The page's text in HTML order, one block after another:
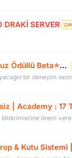
SERVER
⭐LunarKO Efsanesi Dönüyor!⭐31 Temmuz Official⭐23 Temmuz Ödüllü Beta⭐VIP PAKET HEDİYE⭐V2585Dx11⭐
bir deneyim
& Kutu Sistemi